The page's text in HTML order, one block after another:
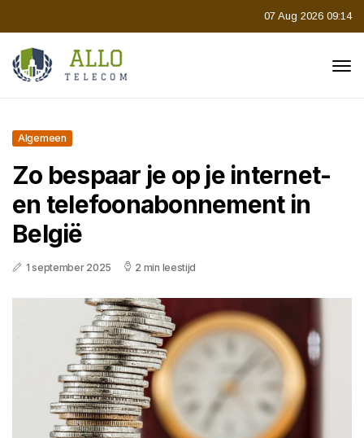
07 Aug 2026 09:14
Algemeen
Zo bespaar je op je internet-
en telefoonabonnement in
België
1 september 2025 2 min leestijd